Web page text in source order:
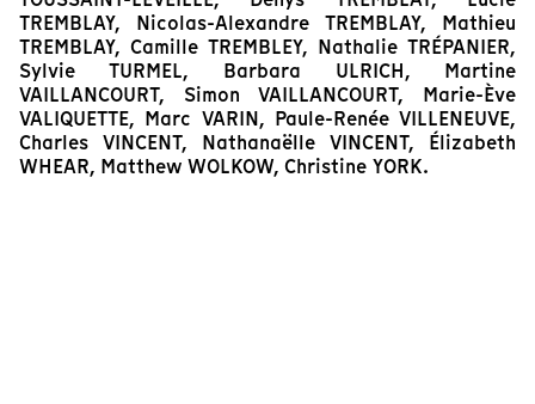
TREMBLAY, Nicolas-Alexandre TREMBLAY, Mathieu
TREMBLAY, Camille TREMBLEY, Nathalie TRÉPANIER,
Sylvie TURMEL, Barbara ULRICH, Martine
VAILLANCOURT, Simon VAILLANCOURT, Marie-Ève
VALIQUETTE, Marc VARIN, Paule-Renée VILLENEUVE,
Charles VINCENT, Nathanaëlle VINCENT, Élizabeth
WHEAR, Matthew WOLKOW, Christine YORK.